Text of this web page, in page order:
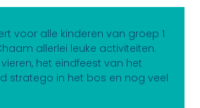
voor alle kinderen van groep 1
allerlei leuke activiteiten.
het eindfeest van het
stratego in het bos en nog veel